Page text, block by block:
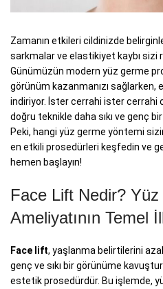
Zamanın etkileri cildinizde
sarkmalar ve elastikiyet kaybı sizi
Günümüzün modern yüz germe
görünüm kazanmanızı sağlarken,
indiriyor. İster cerrahi ister cerrahi
doğru teknikle daha sıkı ve genç
Peki, hangi yüz germe yöntemi
en etkili prosedürleri keşfedin ve
hemen başlayın!
Face Lift Nedir?
Ameliyatının Temel
Face lift, yaşlanma belirtilerini
genç ve sıkı bir görünüme
estetik prosedürdür. Bu işlemde,